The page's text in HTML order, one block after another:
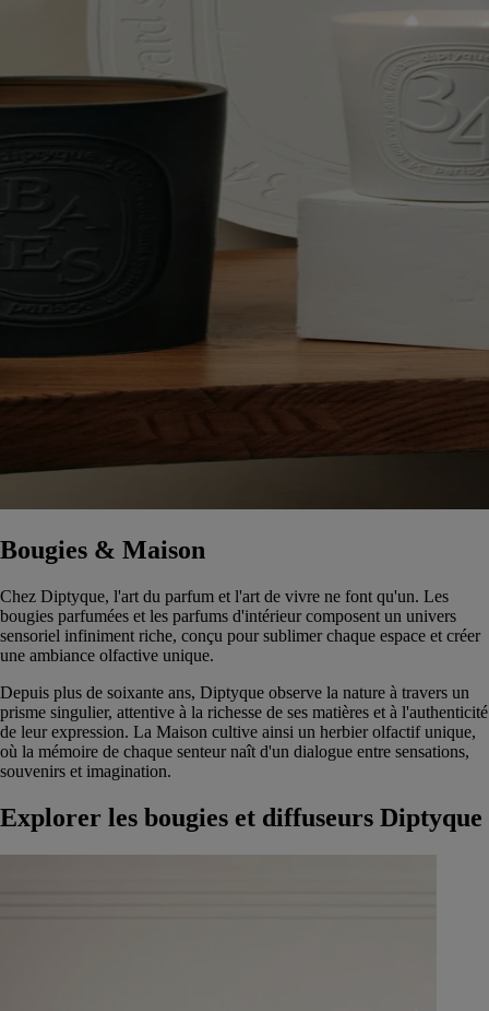
Bougies & Maison
Chez Diptyque, l'art du parfum et l'art de vivre ne font qu'un. Les
bougies parfumées et les parfums d'intérieur composent un univers
sensoriel infiniment riche, conçu pour sublimer chaque espace et créer
une ambiance olfactive unique.
Depuis plus de soixante ans, Diptyque observe la nature à travers un
prisme singulier, attentive à la richesse de ses matières et à l'authenticité
de leur expression. La Maison cultive ainsi un herbier olfactif unique,
où la mémoire de chaque senteur naît d'un dialogue entre sensations,
souvenirs et imagination.
Explorer les bougies et diffuseurs Diptyque